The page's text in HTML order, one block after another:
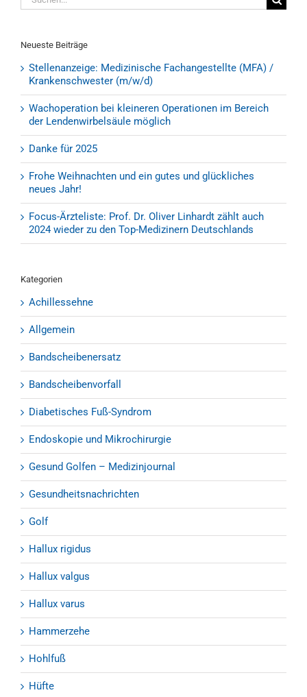
nach:
Neueste Beiträge
Stellenanzeige: Medizinische Fachangestellte (MFA) /
Krankenschwester (m/w/d)
Wachoperation bei kleineren Operationen im Bereich
der Lendenwirbelsäule möglich
Danke für 2025
Frohe Weihnachten und ein gutes und glückliches
neues Jahr!
Focus-Ärzteliste: Prof. Dr. Oliver Linhardt zählt auch
2024 wieder zu den Top-Medizinern Deutschlands
Kategorien
Achillessehne
Allgemein
Bandscheibenersatz
Bandscheibenvorfall
Diabetisches Fuß-Syndrom
Endoskopie und Mikrochirurgie
Gesund Golfen – Medizinjournal
Gesundheitsnachrichten
Golf
Hallux rigidus
Hallux valgus
Hallux varus
Hammerzehe
Hohlfuß
Hüfte